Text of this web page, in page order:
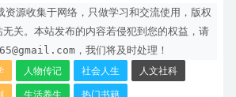
资源收集于网络，只做学习和交流使用，版权
无关。本站发布的内容若侵犯到您的权益，请
，我们将及时处理！
人物传记 社会人生 人文社科
生活养生 热门书籍